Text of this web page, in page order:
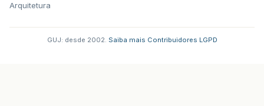
Arquitetura
GUJ: desde 2002. Saiba mais Contribuidores LGPD